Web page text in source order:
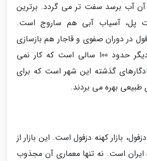
آب برسد سفت تر می گردد. برترین
پل، آسیاب آبی هم ساروج است.
در دوران صفوی و قاجار هم بازسازی
شده است. امروز دیگر حدود 100 سالی است که کار نمی
گذشته این شهر است که برای
طبیعی بهره می بردند.
بازار کهنه دزفول است. این بازار از
ایران است. نه تنها معماری آن مجذوب